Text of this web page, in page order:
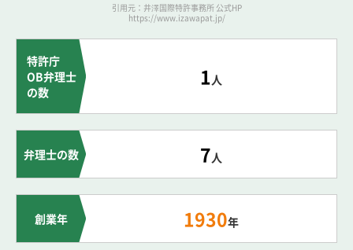
引用元：井澤国際特許事務所 公式HP
https://www.izawapat.jp/
特許庁
OB弁理士
の数
1人
弁理士の数 7人
創業年 1930年